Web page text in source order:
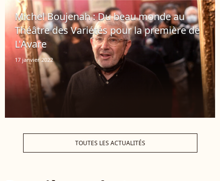
Michel Boujenah : Du beau monde au
Théâtre des Variétés pour la première de
L'Avare
17 janvier 2022
TOUTES LES ACTUALITÉS